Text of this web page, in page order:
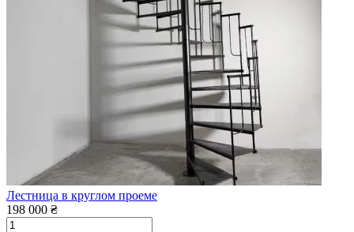
Лестница в круглом проеме
198 000 ₴